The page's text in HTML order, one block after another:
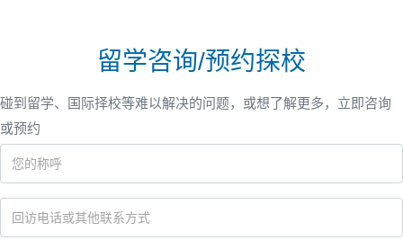
留学咨询/预约探校
碰到留学、国际择校等难以解决的问题，或想了解更多，立即咨询
或预约